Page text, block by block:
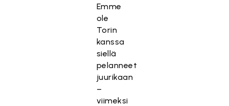
Emme
ole
Torin
kanssa
siellä
pelanneet
juurikaan
–
viimeksi